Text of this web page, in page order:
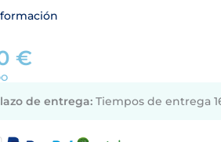
€
de entrega:Tiempos de entrega